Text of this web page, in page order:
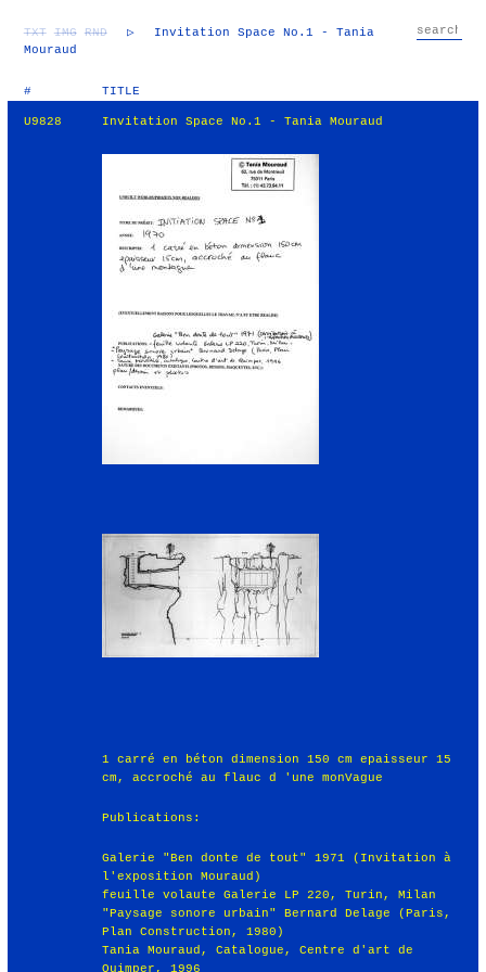
TXT IMG RND ▷
Invitation Space No.1 - Tania
Mouraud
# TITLE
U9828 Invitation Space No.1 - Tania Mouraud
1 carré en béton dimension 150 cm epaisseur 15
cm, accroché au flauc d 'une monVague
Publications:
Galerie "Ben donte de tout" 1971 (Invitation à
l'exposition Mouraud)
feuille volaute Galerie LP 220, Turin, Milan
"Paysage sonore urbain" Bernard Delage (Paris,
Plan Construction, 1980)
Tania Mouraud, Catalogue, Centre d'art de
Quimper, 1996